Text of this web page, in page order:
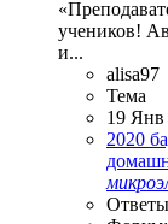
учеников!
и...
alisa97
Тема
19 Янв
2020